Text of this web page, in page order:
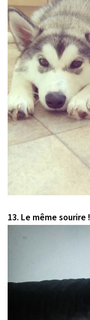
13. Le même sourire !